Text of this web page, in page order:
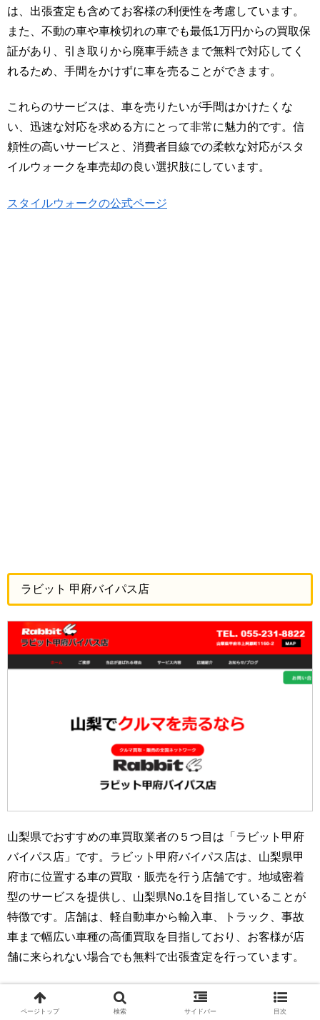
は、出張査定も含めてお客様の利便性を考慮しています。
また、不動の車や車検切れの車でも最低1万円からの買取保
証があり、引き取りから廃車手続きまで無料で対応してく
れるため、手間をかけずに車を売ることができます。
これらのサービスは、車を売りたいが手間はかけたくな
い、迅速な対応を求める方にとって非常に魅力的です。信
頼性の高いサービスと、消費者目線での柔軟な対応がスタ
イルウォークを車売却の良い選択肢にしています。
スタイルウォークの公式ページ
ラビット 甲府バイパス店
山梨県でおすすめの車買取業者の５つ目は「ラビット甲府
バイパス店」です。ラビット甲府バイパス店は、山梨県甲
府市に位置する車の買取・販売を行う店舗です。地域密着
型のサービスを提供し、山梨県No.1を目指していることが
特徴です。店舗は、軽自動車から輸入車、トラック、事故
車まで幅広い車種の高価買取を目指しており、お客様が店
舗に来られない場合でも無料で出張査定を行っています。
ラビット甲府バイパス店の強みは、その地域密着型のサー
ビスにあります。全員が地元山梨出身のスタッフで構成さ
ページトップ 検索 サイドバー 目次